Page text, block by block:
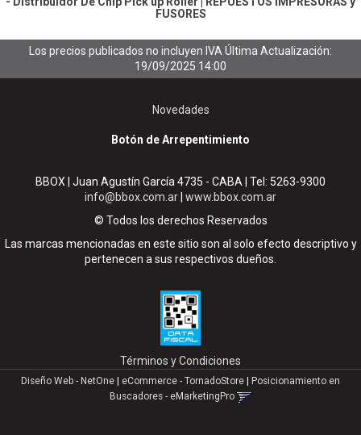
FUSORES
Los precios publicados no incluyen IVA Última Actualización:
19/09/2025 14:00
Novedades
Botón de Arrepentimiento
BBOX | Juan Agustín García 4735 - CABA | Tel: 5263-9300
info@bbox.com.ar www.bbox.com.ar
© Todos los derechos Reservados
Las marcas mencionadas en este sitio son al solo efecto descriptivo y
pertenecen a sus respectivos dueños.
Términos y Condiciones
Diseño Web - NetOne eCommerce - TornadoStore
Posicionamiento en
Buscadores - eMarketingPro